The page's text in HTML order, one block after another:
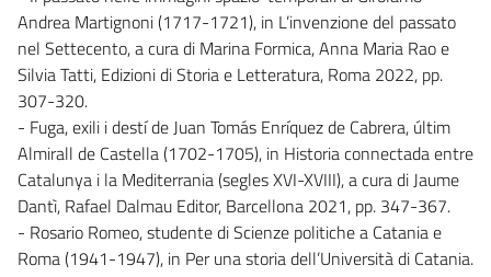
Andrea Martignoni (1717-1721), in L’invenzione del passato
nel Settecento, a cura di Marina Formica, Anna Maria Rao e
Silvia Tatti, Edizioni di Storia e Letteratura, Roma 2022, pp.
307-320.
- Fuga, exili i destí de Juan Tomás Enríquez de Cabrera, últim
Almirall de Castella (1702-1705), in Historia connectada entre
Catalunya i la Mediterrania (segles XVI-XVIII), a cura di Jaume
Dantì, Rafael Dalmau Editor, Barcellona 2021, pp. 347-367.
- Rosario Romeo, studente di Scienze politiche a Catania e
Roma (1941-1947), in Per una storia dell’Università di Catania.